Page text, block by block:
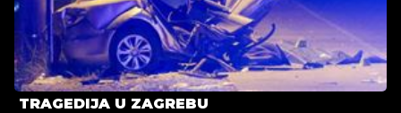
TRAGEDIJA U ZAGREBU